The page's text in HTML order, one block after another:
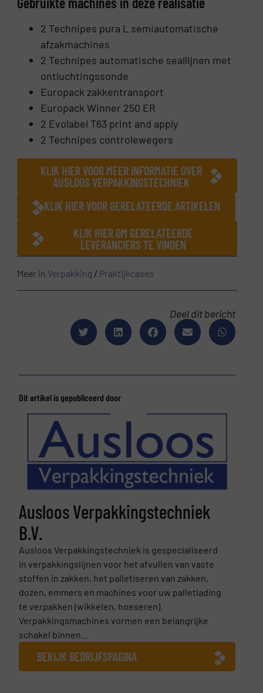
2 Technipes pura L semiautomatische
afzakmachines
2 Technipes automatische seallijnen met
ontluchtingssonde
Europack zakkentransport
Europack Winner 250 ER
2 Evolabel T63 print and apply
2 Technipes controlewegers
KLIK HIER VOOR MEER INFORMATIE OVER
AUSLOOS VERPAKKINGSTECHNIEK
KLIK HIER VOOR GERELATEERDE ARTIKELEN
KLIK HIER OM GERELATEERDE
LEVERANCIERS TE VINDEN
Meer in Verpakking / Praktijkcases
Deel dit bericht
Dit artikel is gepubliceerd door
Ausloos Verpakkingstechniek
B.V.
Ausloos Verpakkingstechniek is gespecialiseerd
in verpakkingslijnen voor het afvullen van vaste
stoffen in zakken, het palletiseren van zakken,
dozen, emmers en machines voor uw palletlading
te verpakken (wikkelen, hoeseren).
Verpakkingsmachines vormen een belangrijke
schakel binnen...
BEKIJK BEDRIJFSPAGINA